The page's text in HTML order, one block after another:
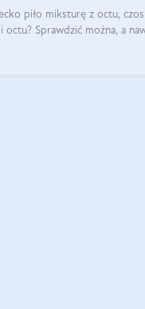
piło miksturę z octu,
octu? Sprawdzić można, a